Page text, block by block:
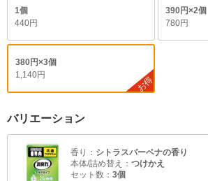
1個
440円
390円×2個
780円
380円×3個
1,140円
お得
バリエーション
香り： シトラスバーベナの香り
本体/詰め替え： つけかえ
セット数： 3個